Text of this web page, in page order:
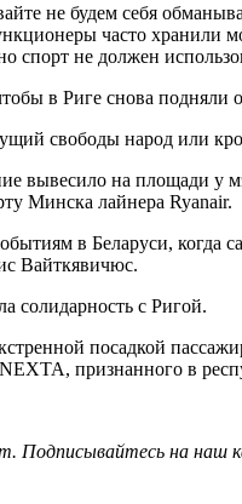
не будем себя
часто хранили
не должен
в Риге снова
свободы народ или
вывесило на площади у
Минска лайнера Ryanair.
в Беларуси, когда
Вайткявичюс.
солидарность с Ригой.
посадкой
признанного в
Подписывайтесь на наш